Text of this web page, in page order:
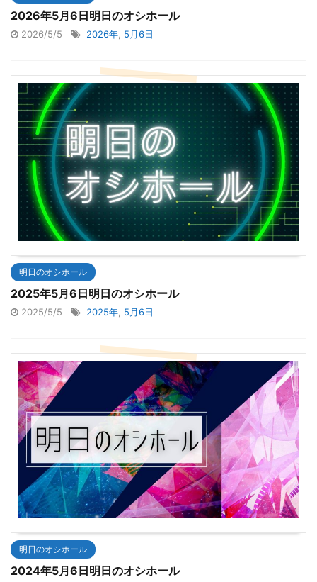
2026年5月6日明日のオシホール
2026/5/5 2026年 5月6日
明日のオシホール
2025年5月6日明日のオシホール
2025/5/5 2025年 5月6日
明日のオシホール
2024年5月6日明日のオシホール